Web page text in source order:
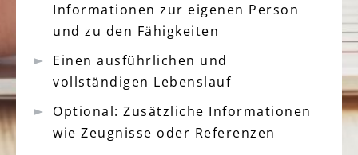
Informationen zur eigenen Person
und zu den Fähigkeiten
Einen ausführlichen und
vollständigen Lebenslauf
Optional: Zusätzliche Informationen
wie Zeugnisse oder Referenzen